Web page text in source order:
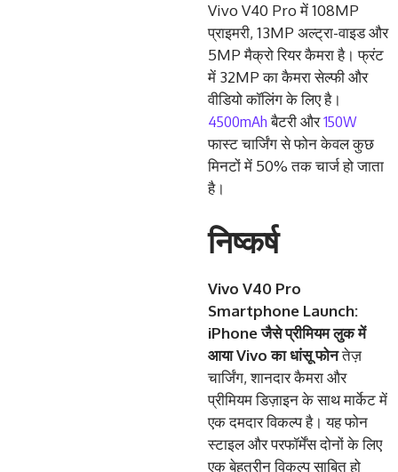
Vivo V40 Pro में 108MP
प्राइमरी, 13MP अल्ट्रा-वाइड और
5MP मैक्रो रियर कैमरा है। फ्रंट
में 32MP का कैमरा सेल्फी और
वीडियो कॉलिंग के लिए है।
4500mAhबैटरी और150W
फास्ट चार्जिंग से फोन केवल कुछ
मिनटों में 50% तक चार्ज हो जाता
है।
निष्कर्ष
Vivo V40 Pro
Smartphone Launch:
iPhoneजैसेप्रीमियमलुकमें
आयाVivoकाधांसूफोनतेज़
चार्जिंग, शानदार कैमरा और
प्रीमियम डिज़ाइन के साथ मार्केट में
एक दमदार विकल्प है। यह फोन
स्टाइल और परफॉर्मेंस दोनों के लिए
एक बेहतरीन विकल्प साबित हो